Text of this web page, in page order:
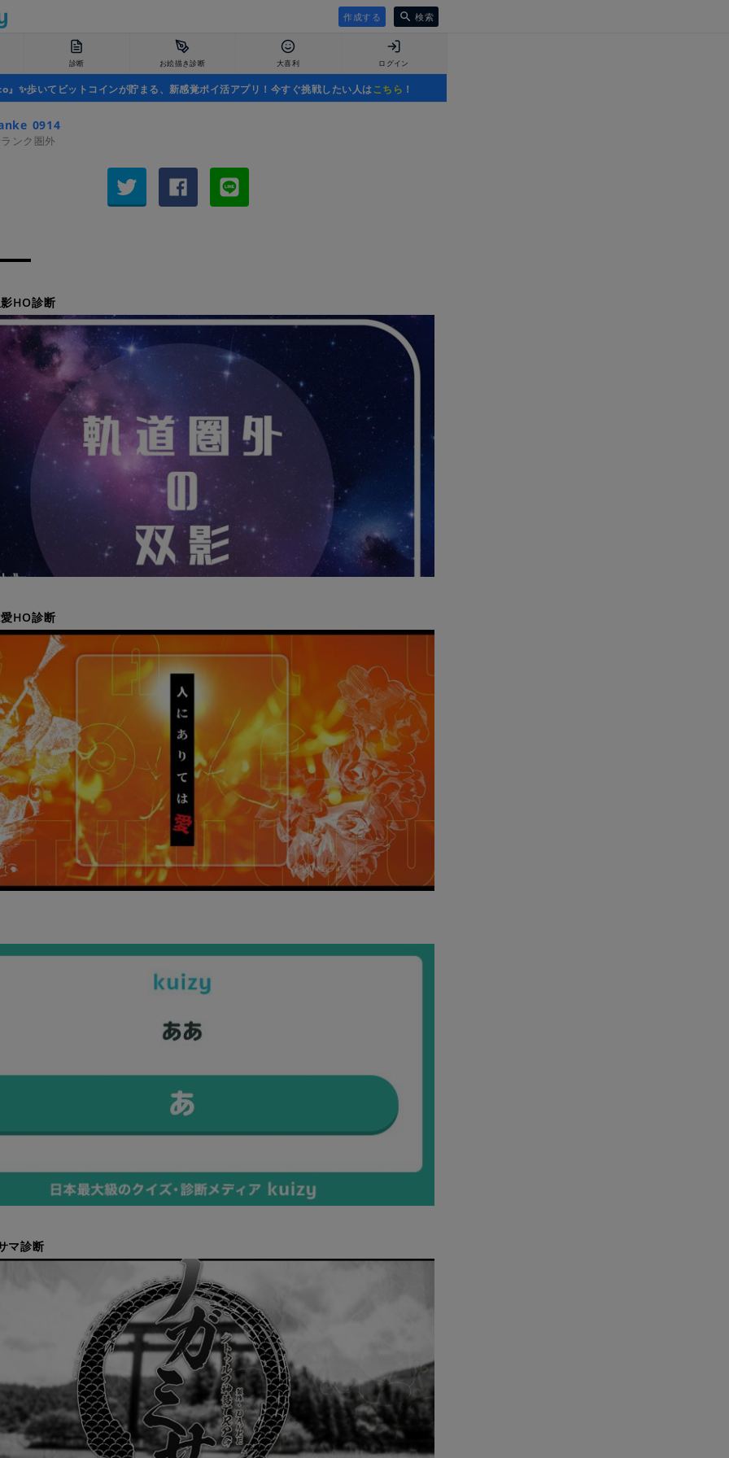
作成する 検索
診断 お絵描き診断 大喜利 ログイン
』✨歩いてビットコインが貯まる、新感覚ポイ活アプリ！今すぐ挑戦したい人はこちら ！
ンク圏外
HO診断
HO診断
マ診断